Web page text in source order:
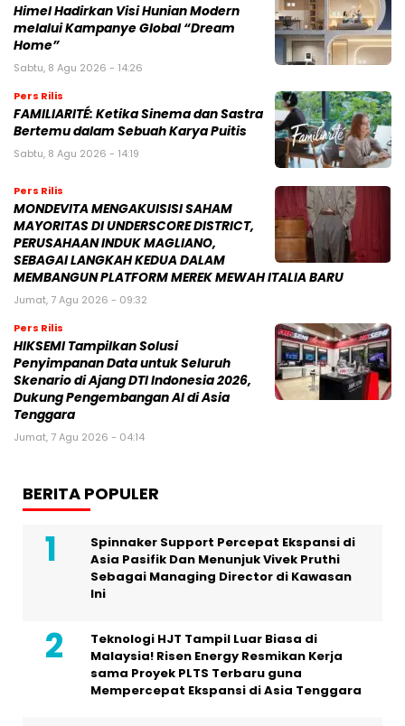
Himel Hadirkan Visi Hunian Modern
melalui Kampanye Global “Dream
Home”
Sabtu, 8 Agu 2026 - 14:26
Pers Rilis
FAMILIARITÉ: Ketika Sinema dan Sastra
Bertemu dalam Sebuah Karya Puitis
Sabtu, 8 Agu 2026 - 14:19
Pers Rilis
MONDEVITA MENGAKUISISI SAHAM
MAYORITAS DI UNDERSCORE DISTRICT,
PERUSAHAAN INDUK MAGLIANO,
SEBAGAI LANGKAH KEDUA DALAM
MEMBANGUN PLATFORM MEREK MEWAH ITALIA BARU
Jumat, 7 Agu 2026 - 09:32
Pers Rilis
HIKSEMI Tampilkan Solusi
Penyimpanan Data untuk Seluruh
Skenario di Ajang DTI Indonesia 2026,
Dukung Pengembangan AI di Asia
Tenggara
Jumat, 7 Agu 2026 - 04:14
BERITA POPULER
Spinnaker Support Percepat Ekspansi di
Asia Pasifik Dan Menunjuk Vivek Pruthi
Sebagai Managing Director di Kawasan
Ini
Teknologi HJT Tampil Luar Biasa di
Malaysia! Risen Energy Resmikan Kerja
sama Proyek PLTS Terbaru guna
Mempercepat Ekspansi di Asia Tenggara